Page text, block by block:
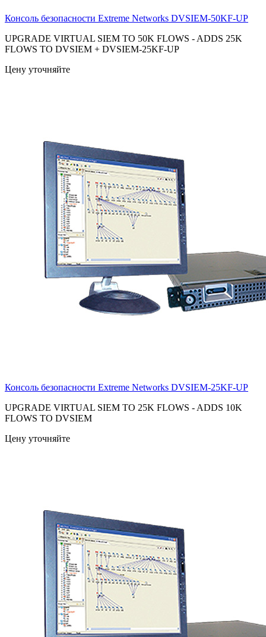
Консоль безопасности Extreme Networks DVSIEM-50KF-UP
UPGRADE VIRTUAL SIEM TO 50K FLOWS - ADDS 25K
FLOWS TO DVSIEM + DVSIEM-25KF-UP
Цену уточняйте
Консоль безопасности Extreme Networks DVSIEM-25KF-UP
UPGRADE VIRTUAL SIEM TO 25K FLOWS - ADDS 10K
FLOWS TO DVSIEM
Цену уточняйте